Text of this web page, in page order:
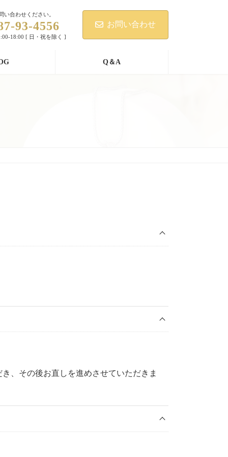
い合わせください。
93-4556
18:00 [ 日・祝を除く ]
お問い合わせ
Q＆A
、その後お直しを進めさせていただきま